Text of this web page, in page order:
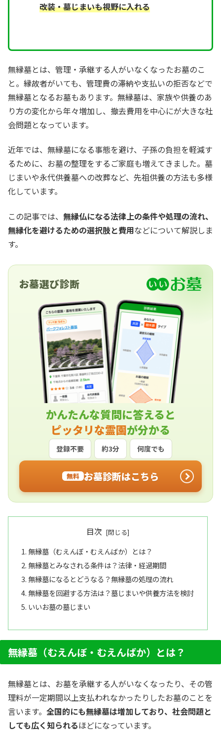
改装・墓じまいも視野に入れる
無縁墓とは、管理・承継する人がいなくなったお墓のこ
と。縁故者がいても、管理費の滞納や支払いの拒否などで
無縁墓となるお墓もあります。無縁墓は、家族や供養のあ
り方の変化から年々増加し、撤去費用を中心にが大きな社
会問題となっています。
近年では、無縁墓になる事態を避け、子孫の負担を軽減す
るために、お墓の整理をするご家庭も増えてきました。墓
じまいや永代供養墓への改葬など、先祖供養の方法も多様
化しています。
この記事では、 無縁仏になる法律上の条件や処理の流れ、
無縁化を避けるための選択肢と費用などについて解説しま
す。
お墓選び診断
かんたんな質問に答えると
ピッタリな霊園が分かる
登録不要 約3分 何度でも
無料 お墓診断はこちら
目次
無縁墓（むえんぼ・むえんばか）とは？
無縁墓とみなされる条件は？法律・経過期間
無縁墓になるとどうなる？無縁墓の処理の流れ
無縁墓を回避する方法は？墓じまいや供養方法を検討
いいお墓の墓じまい
無縁墓（むえんぼ・むえんばか）とは？
無縁墓とは、お墓を承継する人がいなくなったり、その管
理料が一定期間以上支払われなかったりしたお墓のことを
言います。 全国的にも無縁墓は増加しており、社会問題と
しても広く知られるほどになっています。